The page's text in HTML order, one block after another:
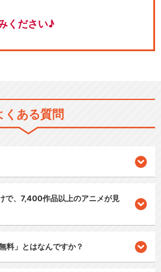
ください♪
くある質問
で、7,400作品以上のアニメが見
料」とはなんですか？